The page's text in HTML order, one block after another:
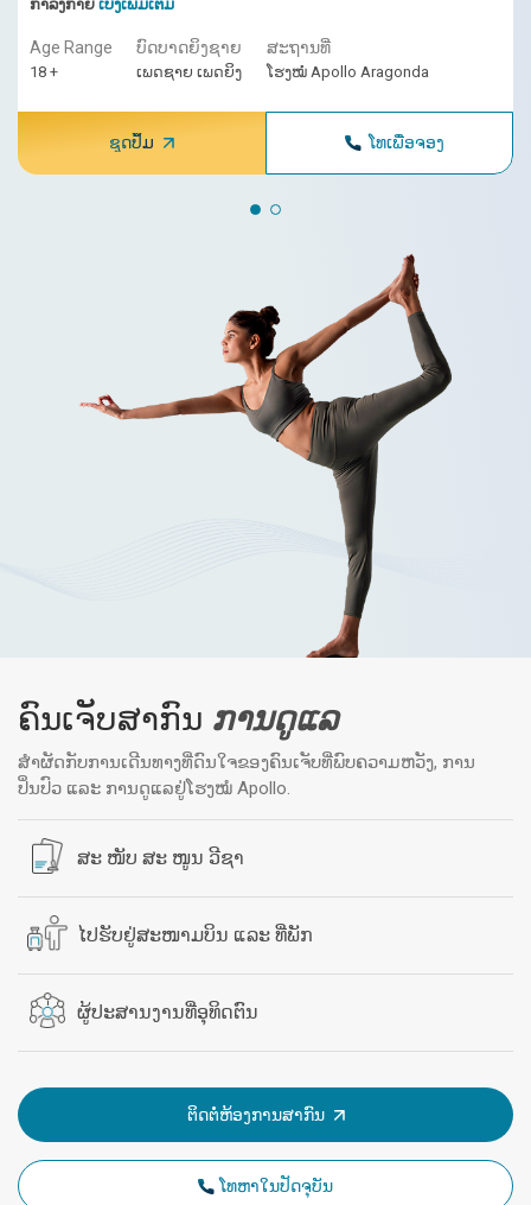
ກຳລັງກາຍ ເບິ່ງເພີ່ມເຕີມ
Age Range
18 +
ບົດບາດຍິງຊາຍ
ເພດຊາຍ ເພດຍິງ
ສະ​ຖານ​ທີ່
ໂຮງໝໍ Apollo Aragonda
ຊຸດປຶ້ມ ໂທເພື່ອຈອງ
ຄົນເຈັບສາກົນ ການດູແລ
ສຳຜັດກັບການເດີນທາງທີ່ດົນໃຈຂອງຄົນເຈັບທີ່ພົບຄວາມຫວັງ, ການ
ປິ່ນປົວ ແລະ ການດູແລຢູ່ໂຮງໝໍ Apollo.
ສະ ໜັບ ສະ ໜູນ ວີຊາ
ໄປຮັບຢູ່ສະໜາມບິນ ແລະ ທີ່ພັກ
ຜູ້ປະສານງານທີ່ອຸທິດຕົນ
ຕິດຕໍ່ຫ້ອງການສາກົນ
ໂທຫາໃນປັດຈຸບັນ